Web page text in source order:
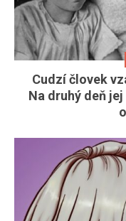
Cudzí človek
Na druhý deň